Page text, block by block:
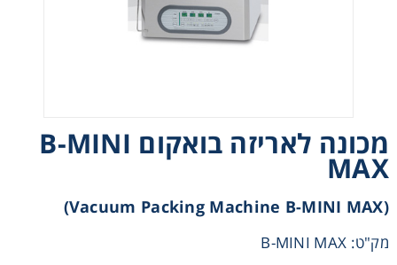
מכונה לאריזה בואקום B-MINI
MAX
(Vacuum Packing Machine B-MINI MAX)
מק"ט: B-MINI MAX
Microscopy
Pumps